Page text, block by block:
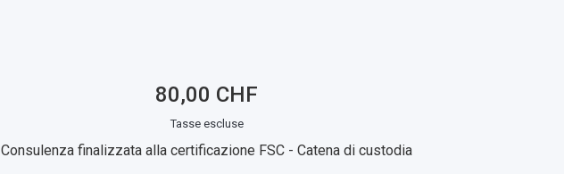
80,00 CHF
Tasse escluse
Consulenza finalizzata alla certificazione FSC - Catena di custodia